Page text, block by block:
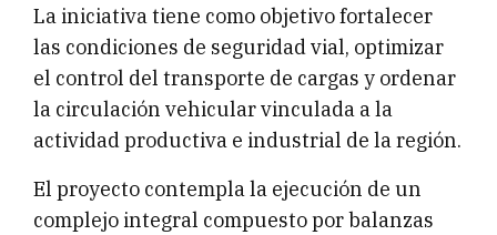
La iniciativa tiene como objetivo fortalecer
las condiciones de seguridad vial, optimizar
el control del transporte de cargas y ordenar
la circulación vehicular vinculada a la
actividad productiva e industrial de la región.
El proyecto contempla la ejecución de un
complejo integral compuesto por balanzas